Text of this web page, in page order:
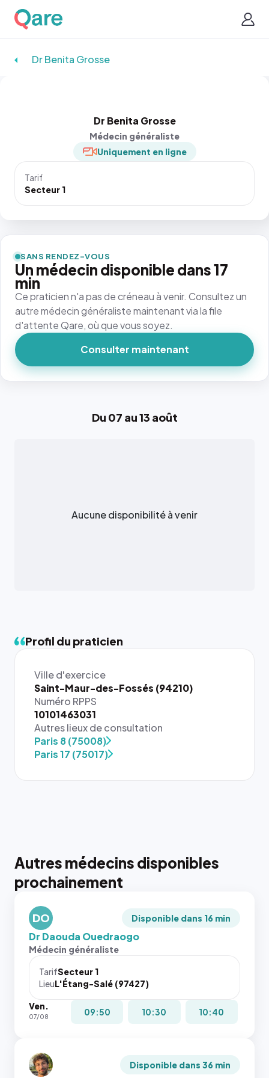
Dr Benita Grosse
Dr Benita Grosse
Médecin généraliste
Uniquement en ligne
Tarif
Secteur 1
Du 07 au 13 août
Aucune disponibilité à venir
Profil du praticien
Ville d'exercice
Saint-Maur-des-Fossés (94210)
Numéro RPPS
10101463031
Autres lieux de consultation
Paris 8 (75008)
Paris 17 (75017)
SANS RENDEZ-VOUS
Un médecin disponible dans 17
min
Ce praticien n'a pas de créneau à venir. Consultez un
autre médecin généraliste maintenant via la file
d'attente Qare, où que vous soyez.
Consulter maintenant
Autres médecins disponibles
prochainement
DO Disponible dans 16 min
Dr Daouda Ouedraogo
Médecin généraliste
TarifSecteur 1
LieuL'Étang-Salé (97427)
Ven.
07/08 09:50 10:30 10:40
Disponible dans 36 min